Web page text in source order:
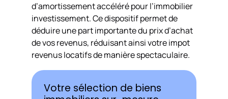
d’amortissement accéléré pour l’immobilier
investissement. Ce dispositif permet de
déduire une part importante du prix d’achat
de vos revenus, réduisant ainsi votre impot
revenus locatifs de manière spectaculaire.
Votre sélection de biens